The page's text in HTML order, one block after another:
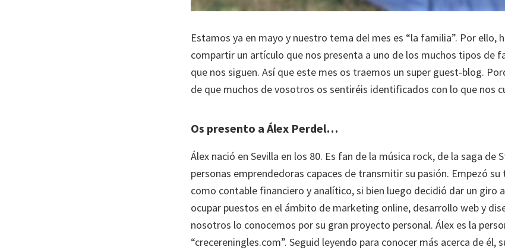
Estamos ya en mayo y nuestro tema del mes es “la familia”. Por ello,
compartir un artículo que nos presenta a uno de los muchos tipos de
que nos siguen. Así que este mes os traemos un super guest-blog.
de que muchos de vosotros os sentiréis identificados con lo que nos
Os presento a Álex Perdel…
Álex nació en Sevilla en los 80. Es fan de la música rock, de la saga de
personas emprendedoras capaces de transmitir su pasión. Empezó
como contable financiero y analítico, si bien luego decidió dar un giro
ocupar puestos en el ámbito de marketing online, desarrollo web y
nosotros lo conocemos por su gran proyecto personal. Álex es la
“crecereningles.com”. Seguid leyendo para conocer más acerca de él,